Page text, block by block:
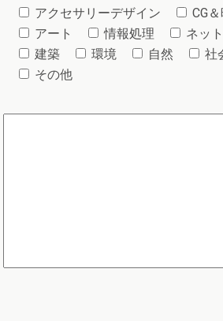
アクセサリーデザイン
CG
アート
情報処理
ネッ
建築
環境 自然
社
その他